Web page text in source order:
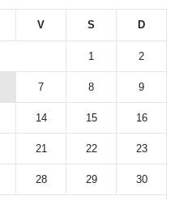
V S D
1 2
7 8 9
14 15 16
21 22 23
28 29 30